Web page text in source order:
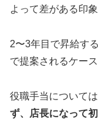
よって差がある印象
2〜3年目で昇給す
で提案されるケー
役職手当については
ず、店長になって